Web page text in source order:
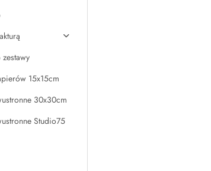
15x15cm
30x30cm
Studio75